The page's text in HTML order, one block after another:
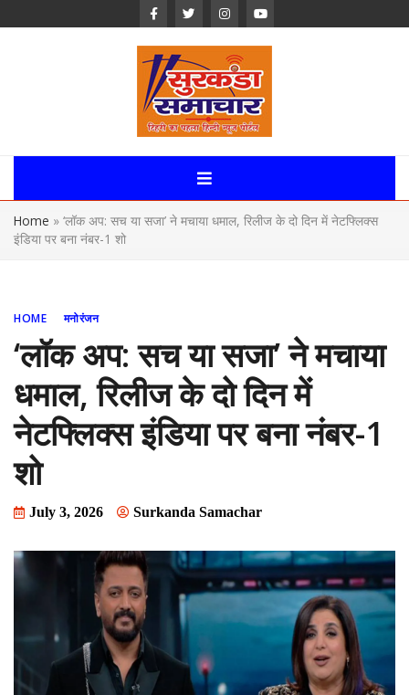
Surkanda
Samachar:
Uttarakhand,
News Portal
Home » ‘लॉक अप: सच या सजा’ ने मचाया धमाल, रिलीज के दो दिन में नेटफ्लिक्स
इंडिया पर बना नंबर-1 शो
HOME मनोरंजन
‘लॉक अप: सच या सजा’ ने मचाया
धमाल, रिलीज के दो दिन में
नेटफ्लिक्स इंडिया पर बना नंबर-1
शो
July 3, 2026 Surkanda Samachar